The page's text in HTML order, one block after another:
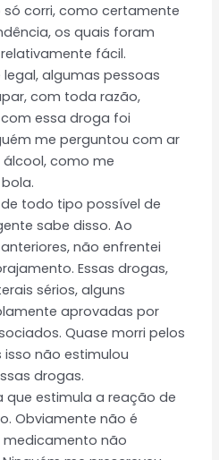
só corri, como certamente
os quais foram
fácil.
algumas pessoas
com toda razão,
essa droga foi
me perguntou com ar
como me
todo tipo possível de
sabe disso. Ao
não enfrentei
Essas drogas,
sérios, alguns
aprovadas por
Quase morri pelos
não estimulou
drogas.
que estimula a reação de
Obviamente não é
não